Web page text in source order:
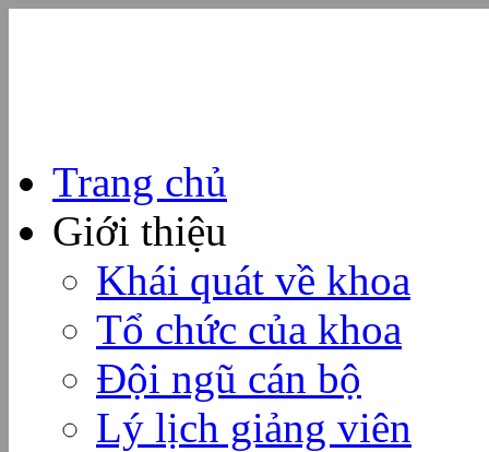
Trang chủ
Giới thiệu
Khái quát về khoa
Tổ chức của khoa
Đội ngũ cán bộ
Lý lịch giảng viên